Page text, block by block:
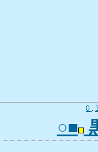
0 .
○■